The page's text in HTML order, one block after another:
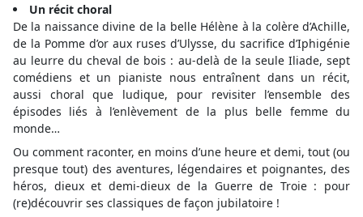
Un récit choral
De la naissance divine de la belle Hélène à la colère d’Achille,
de la Pomme d’or aux ruses d’Ulysse, du sacrifice d’Iphigénie
au leurre du cheval de bois : au-delà de la seule Iliade, sept
comédiens et un pianiste nous entraînent dans un récit,
aussi choral que ludique, pour revisiter l’ensemble des
épisodes liés à l’enlèvement de la plus belle femme du
monde…
Ou comment raconter, en moins d’une heure et demi, tout (ou
presque tout) des aventures, légendaires et poignantes, des
héros, dieux et demi-dieux de la Guerre de Troie : pour
(re)découvrir ses classiques de façon jubilatoire !